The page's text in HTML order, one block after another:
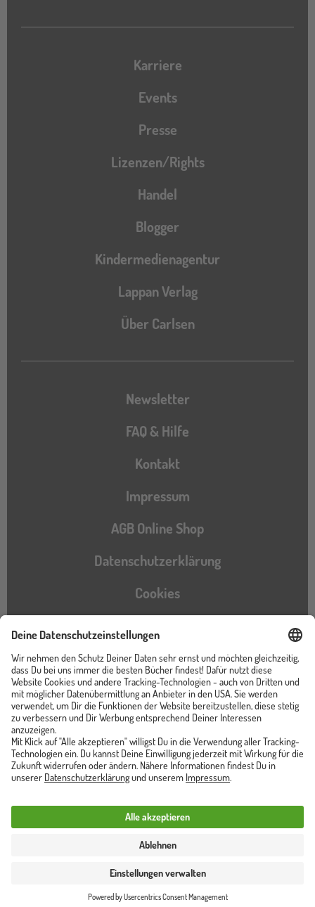
Karriere
Events
Presse
Lizenzen/Rights
Handel
Blogger
Kindermedienagentur
Lappan Verlag
Über Carlsen
Newsletter
FAQ & Hilfe
Kontakt
Impressum
AGB Online Shop
Datenschutzerklärung
Cookies
Barrierefreiheitserklärung
Instagram
TikTokPinterestYouTubeFacebook
Unser Shop ist von
Trusted Shops zertifiziert
Vertrag widerrufen